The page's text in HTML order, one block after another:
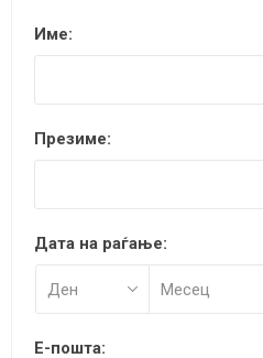
Име:
Презиме:
Дата на раѓање:
Е-пошта: